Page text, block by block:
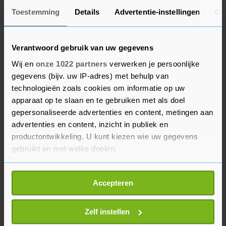
Toestemming Details Advertentie-instellingen
Verantwoord gebruik van uw gegevens
Wij en onze 1022 partners verwerken je persoonlijke
gegevens (bijv. uw IP-adres) met behulp van
technologieën zoals cookies om informatie op uw
apparaat op te slaan en te gebruiken met als doel
gepersonaliseerde advertenties en content, metingen aan
advertenties en content, inzicht in publiek en
productontwikkeling. U kunt kiezen wie uw gegevens
gebruikt en met welke doelen.
Als u het toestaat, willen we ook graag:
Informatie verzamelen over uw geografische
locatie, die tot een paar meter nauwkeurig kan zijn
Uw apparaat identificeren door het actief te
scannen op specifieke eigenschappen (fingerprinting)
Accepteren
Zelf instellen
concerngarantie en daarbovenop nog een
ontbindende voorwaarde door onze adviseurs
laten toetsen. De zekerheid bleek volgens onze
adviseurs voldoende. We hebben daarom geen
bankgarantie geëist. Van het verwijt dat er
sprake is van ongeoorloofde staatssteun wil
Tholen niet weten. "Er is pas sprake van
ongeoorloofde staatssteun wanneer een bedrijf
boven een ander bedrijf bevoordeeld wordt. Met
andere woorden wanneer niet marktconform
wordt gehandeld. Naar onze mening is dit niet
het geval.
Niet ongebruikelijk